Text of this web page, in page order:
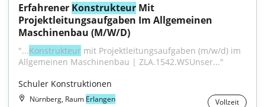
Erfahrener Konstrukteur Mit
Projektleitungsaufgaben Im Allgemeinen
Maschinenbau (M/W/D)
"...Konstrukteur mit Projektleitungsaufgaben (m/w/d) im
Allgemeinen Maschinenbau | ZLA.1542.WSUnser..."
Schuler Konstruktionen
Nürnberg, Raum Erlangen Vollzeit